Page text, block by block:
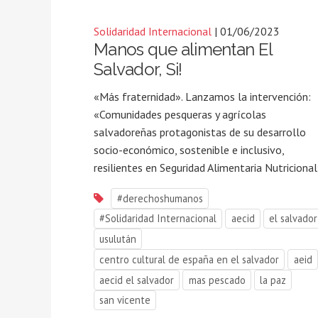
Solidaridad Internacional | 01/06/2023
Manos que alimentan El
Salvador, Si!
«Más fraternidad». Lanzamos la intervención:
«Comunidades pesqueras y agrícolas
salvadoreñas protagonistas de su desarrollo
socio-económico, sostenible e inclusivo,
resilientes en Seguridad Alimentaria
#derechoshumanos
#Solidaridad Internacional
aecid
el salvador
usulután
centro cultural de españa en el salvador
aeid
aecid el salvador
mas pescado
la paz
san vicente